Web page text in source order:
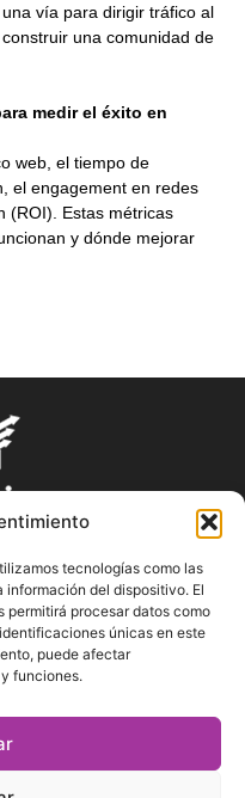
tecnologías como las
del dispositivo. El
permitirá procesar datos como
únicas en este
puede afectar
funciones.
vía para dirigir tráfico al
una comunidad de
medir el éxito en
web, el tiempo de
el engagement en redes
(ROI). Estas métricas
y dónde mejorar
actualizada y veraz
marketing; consejos